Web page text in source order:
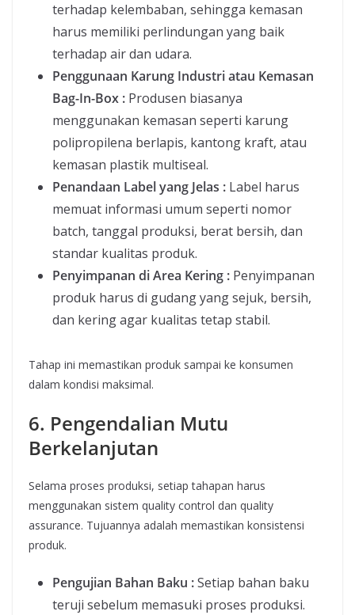
terhadap kelembaban, sehingga kemasan
harus memiliki perlindungan yang baik
terhadap air dan udara.
Penggunaan Karung Industri atau Kemasan
Bag-In-Box : Produsen biasanya
menggunakan kemasan seperti karung
polipropilena berlapis, kantong kraft, atau
kemasan plastik multiseal.
Penandaan Label yang Jelas : Label harus
memuat informasi umum seperti nomor
batch, tanggal produksi, berat bersih, dan
standar kualitas produk.
Penyimpanan di Area Kering : Penyimpanan
produk harus di gudang yang sejuk, bersih,
dan kering agar kualitas tetap stabil.
Tahap ini memastikan produk sampai ke konsumen
dalam kondisi maksimal.
6. Pengendalian Mutu
Berkelanjutan
Selama proses produksi, setiap tahapan harus
menggunakan sistem quality control dan quality
assurance. Tujuannya adalah memastikan konsistensi
produk.
Pengujian Bahan Baku :Setiap bahan baku
teruji sebelum memasuki proses produksi.